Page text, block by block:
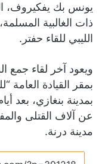
يونس بك يفكيروف،
ذات الغالبية
الليبي للقاء حفتر.
بمقر القيادة العامة
بمدينة بنغازي، بعد
عن آلاف القتلى
مدينة درنة.